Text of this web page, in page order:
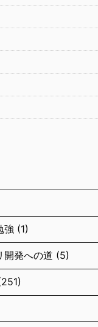
強 (1)
開発への道 (5)